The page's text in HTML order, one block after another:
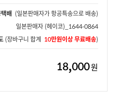
배 (일본판매자가 항공특송으로 배송)
일본판매자 (헤이코)_1644-0864
(장바구니 합계 10만원이상 무료배송)
18,000원